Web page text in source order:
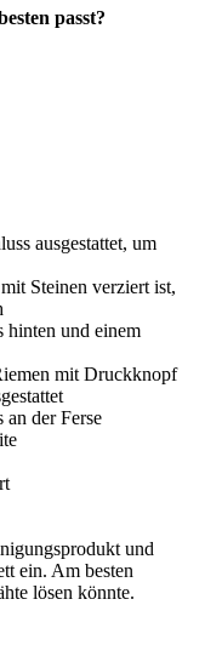
passt?
ausgestattet, um
Steinen verziert ist,
hinten und einem
mit Druckknopf
der Ferse
und
ein. Am besten
lösen könnte.